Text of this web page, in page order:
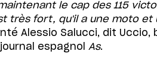
le cap des 115
très fort, qu'il a une moto et
Alessio Salucci, dit Uccio,
espagnol As.